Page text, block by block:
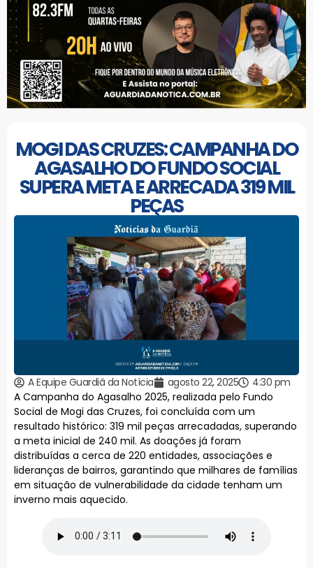
MOGI DAS CRUZES: CAMPANHA DO
AGASALHO DO FUNDO SOCIAL
SUPERA META E ARRECADA 319 MIL
PEÇAS
A Equipe Guardiã da Notícia agosto 22, 2025
4:30 pm
A Campanha do Agasalho 2025, realizada pelo Fundo
Social de Mogi das Cruzes, foi concluída com um
resultado histórico: 319 mil peças arrecadadas, superando
a meta inicial de 240 mil. As doações já foram
distribuídas a cerca de 220 entidades, associações e
lideranças de bairros, garantindo que milhares de famílias
em situação de vulnerabilidade da cidade tenham um
inverno mais aquecido.